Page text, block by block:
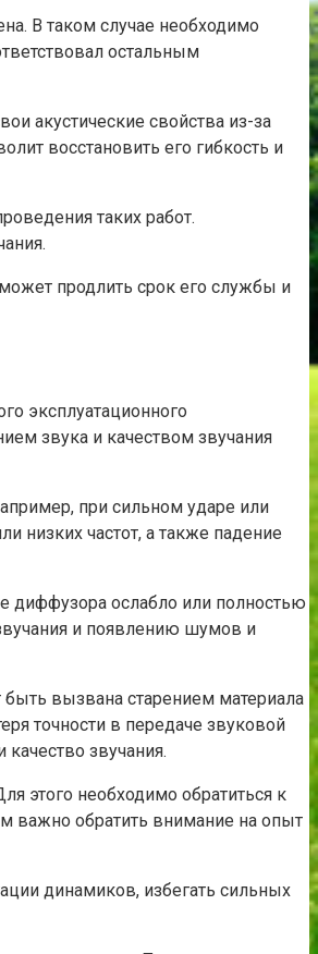
В таком случае необходимо
остальным
акустические свойства из-за
восстановить его гибкость и
таких работ.
продлить срок его службы и
эксплуатационного
звука и качеством звучания
при сильном ударе или
низких частот, а также падение
диффузора ослабло или полностью
и появлению шумов и
вызвана старением материала
точности в передаче звуковой
звучания.
этого необходимо обратиться к
важно обратить внимание на опыт
динамиков, избегать сильных